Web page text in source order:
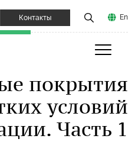
Контакты En
покрытия
условий
Часть 1